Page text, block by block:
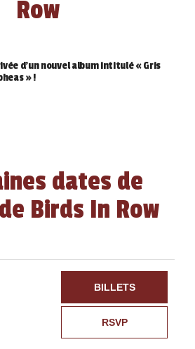
Row
d’un nouvel album intitulé « Gris
» !
dates de
Birds In Row
RSVP
BILLETS